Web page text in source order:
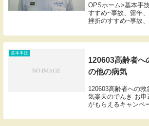
OPSホーム>基本手
すすめ~事故、留年
挫折のすすめ~事故
のすすめ~事故、留
井上裕文(いのうえひ
基本手技
120603高齢者へ
の他の病気
120603高齢者への
気楽天のでんき お申
がもらえるキャンペ